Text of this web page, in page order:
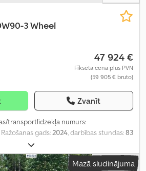
3 Wheel
47 924 €
Fiksēta cena plus PVN
(59 905 € bruto)
Zvanīt
transportlīdzekļa numurs:
Ražošanas gads:2024, darbības stundas:83
Mazā sludinājuma